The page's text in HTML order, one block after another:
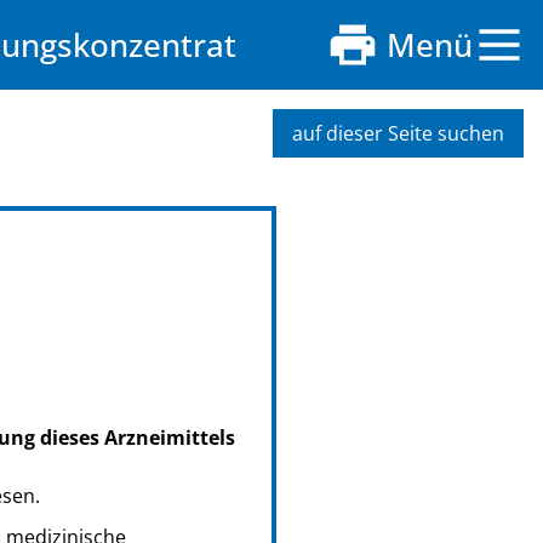
Menü
auf dieser Seite suchen
dieses Arzneimittels
medizinische